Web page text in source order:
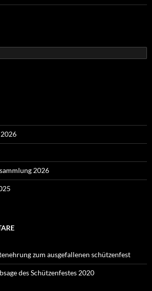
2026
zum ausgefallenen schützenfest
des Schützenfestes 2020